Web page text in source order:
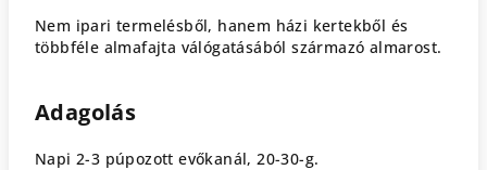
Nem ipari termelésből, hanem házi kertekből és
többféle almafajta válógatásából származó almarost.
Adagolás
Napi 2-3 púpozott evőkanál, 20-30-g.